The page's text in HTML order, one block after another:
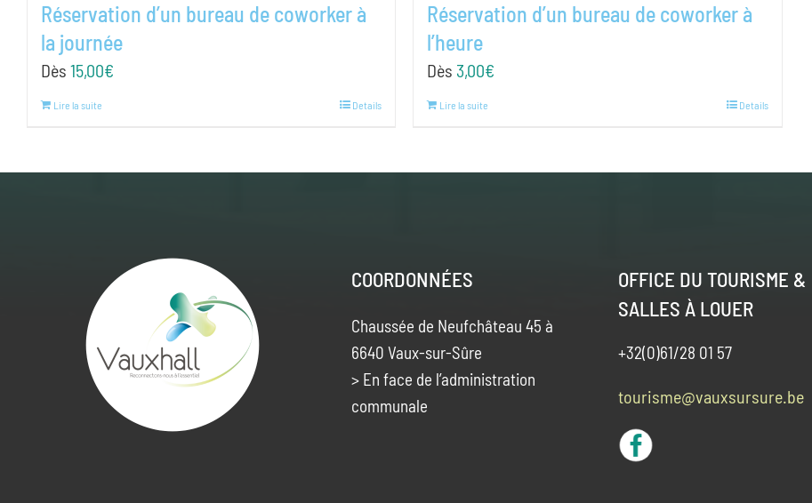
Réservation d’un bureau de coworker à
la journée
Dès 15,00€
Lire la suite Details
Réservation d’un bureau de coworker à
l’heure
Dès 3,00€
Lire la suite Details
COORDONNÉES
Chaussée de Neufchâteau 45 à
6640 Vaux-sur-Sûre
> En face de l’administration
communale
OFFICE DU TOURISME &
SALLES À LOUER
+32(0)61/28 01 57
tourisme@vauxsursure.be